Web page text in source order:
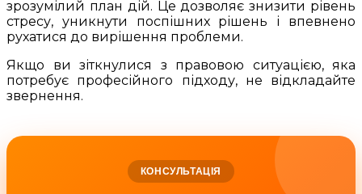
зрозумілий план дій. Це дозволяє знизити рівень
стресу, уникнути поспішних рішень і впевнено
рухатися до вирішення проблеми.
Якщо ви зіткнулися з правовою ситуацією, яка
потребує професійного підходу, не відкладайте
звернення.
КОНСУЛЬТАЦІЯ